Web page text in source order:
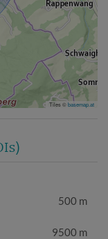
Tiles ©basemap.at
500 m
9500 m